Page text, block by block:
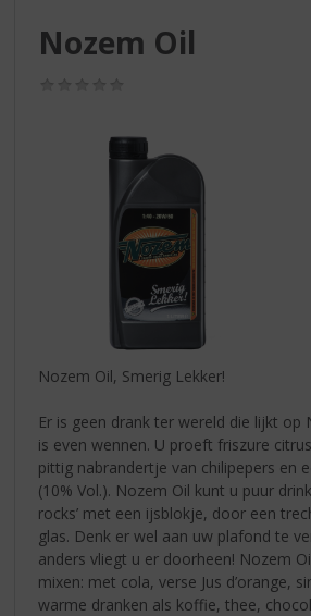
Nozem Oil
Nozem Oil, Smerig Lekker!
Er is geen drank ter wereld die lijkt op
is even wennen. U proeft friszure
pittig nabrandertje van chilipepers en
(10% Vol.). Nozem Oil kunt u puur
rocks’ met een ijsblokje, door een
glas. Denk er wel aan uw plafond te
anders vliegt u er doorheen! Nozem
mixen: met cola, verse Jus d’orange,
warme dranken als koffie, thee,